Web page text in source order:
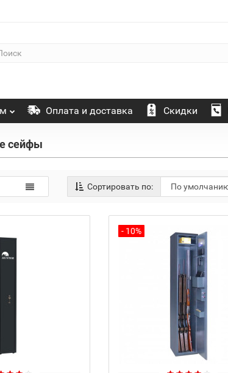
Оплата и доставка Скидки
сейфы
Сортировать по:
- 10%